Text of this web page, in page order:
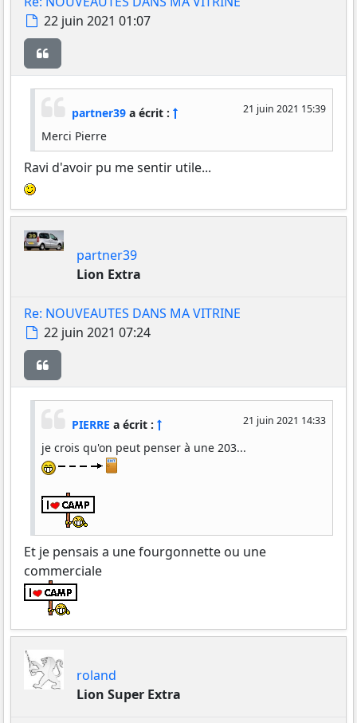
Message
22 juin 2021 01:07
21 juin 2021 15:39
partner39 a écrit :
Merci Pierre
Ravi d'avoir pu me sentir utile...
partner39
Lion Extra
Re: NOUVEAUTES DANS MA VITRINE
Message
22 juin 2021 07:24
21 juin 2021 14:33
PIERRE a écrit :
je crois qu'on peut penser à une 203...
Et je pensais a une fourgonnette ou une
commerciale
roland
Lion Super Extra